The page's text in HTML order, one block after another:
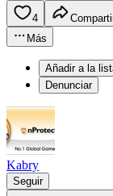
4
Más
Añadir a la
Denunciar
Kabry
Seguir